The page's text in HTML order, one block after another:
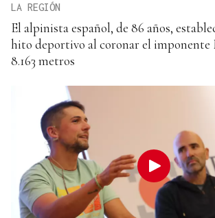
LA REGIÓN
El alpinista español, de 86 años,
hito deportivo al coronar el imponente
8.163 metros